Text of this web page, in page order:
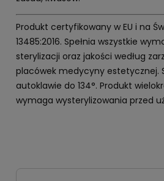
Produkt certyfikowany w EU i na
13485:2016. Spełnia wszystkie
sterylizacji oraz jakości według
placówek medycyny estetycznej.
autoklawie do 134°. Produkt
wymaga wysterylizowania przed